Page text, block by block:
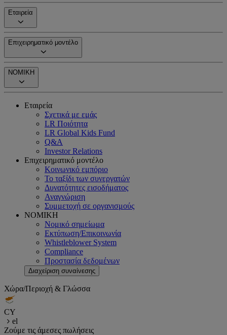
Εταιρεία
Επιχειρηματικό μοντέλο
ΝΟΜΙΚΗ
Εταιρεία
Σχετικά με εμάς
LR Ποιότητα
LR Global Kids Fund
Q&A
Investor Relations
Επιχειρηματικό μοντέλο
Κοινωνικό εμπόριο
Το ταξίδι των συνεργατών
Δυνατότητες εισοδήματος
Αναγνώριση
Συμμετοχή σε οργανισμούς
ΝΟΜΙΚΗ
Νομικό σημείωμα
Εκτύπωση/Επικοινωνία
Whistleblower System
Compliance
Προστασία δεδομένων
Διαχείριση συναίνεσης
Χώρα/Περιοχή & Γλώσσα
CY
el
Ζούμε τις άμεσες πωλήσεις